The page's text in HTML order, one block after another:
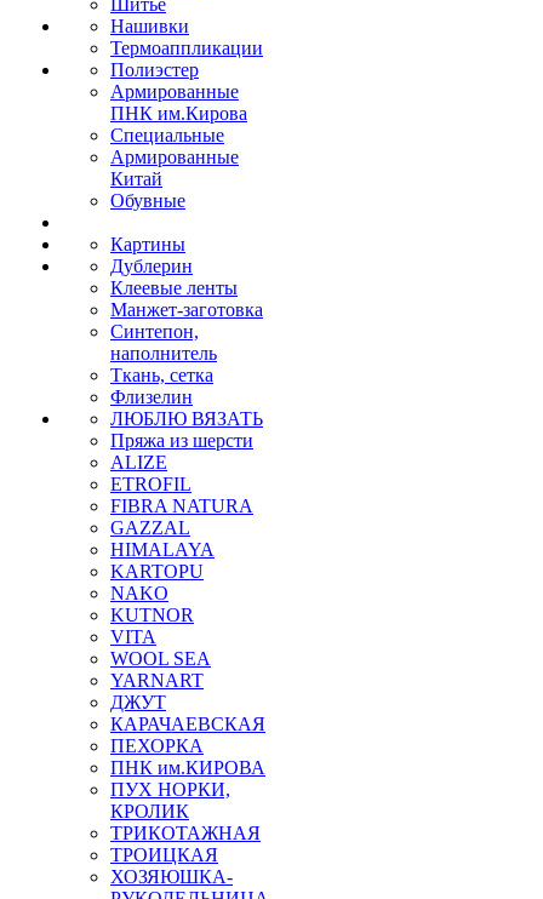
Шитье
Нашивки
Термоаппликации
Полиэстер
Армированные
ПНК им.Кирова
Специальные
Армированные
Китай
Обувные
Картины
Дублерин
Клеевые ленты
Манжет-заготовка
Синтепон,
наполнитель
Ткань, сетка
Флизелин
ЛЮБЛЮ ВЯЗАТЬ
Пряжа из шерсти
ALIZE
ETROFIL
FIBRA NATURA
GAZZAL
HIMALAYA
KARTOPU
NAKO
KUTNOR
VITA
WOOL SEA
YARNART
ДЖУТ
КАРАЧАЕВСКАЯ
ПЕХОРКА
ПНК им.КИРОВА
ПУХ НОРКИ,
КРОЛИК
ТРИКОТАЖНАЯ
ТРОИЦКАЯ
ХОЗЯЮШКА-